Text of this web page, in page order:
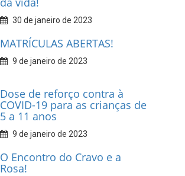
30 de janeiro de 2023
MATRÍCULAS ABERTAS!
9 de janeiro de 2023
Dose de reforço contra à
COVID-19 para as crianças de
5 a 11 anos
9 de janeiro de 2023
O Encontro do Cravo e a
Rosa!